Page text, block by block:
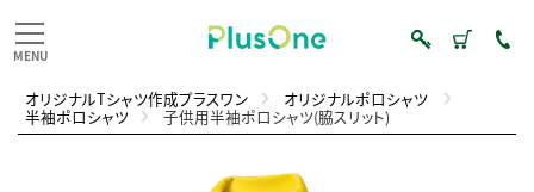
オリジナルTシャツ作成プラスワン オリジナルポロシャツ
半袖ポロシャツ 子供用半袖ポロシャツ(脇スリット)